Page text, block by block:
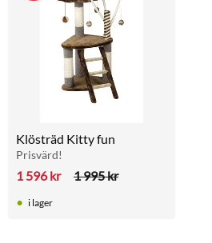
Klösträd Kitty fun
Prisvärd!
1 596kr 1 995kr
i lager